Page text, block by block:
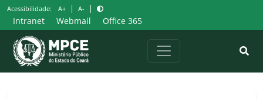
Pular
para
o
conteúdo
Acessibilidade: A+ | A- |
Intranet Webmail Office 365